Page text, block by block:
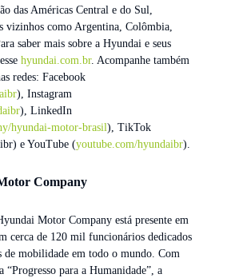
das Américas Central e do Sul,
vizinhos como Argentina, Colômbia,
saber mais sobre a Hyundai e seus
hyundai.com.br. Acompanhe também
redes: Facebook
), Instagram
), LinkedIn
hyundai-motor-brasil), TikTok
e YouTube (youtube.com/hyundaibr).
Company
Motor Company está presente em
cerca de 120 mil funcionários dedicados
de mobilidade em todo o mundo. Com
“Progresso para a Humanidade”, a